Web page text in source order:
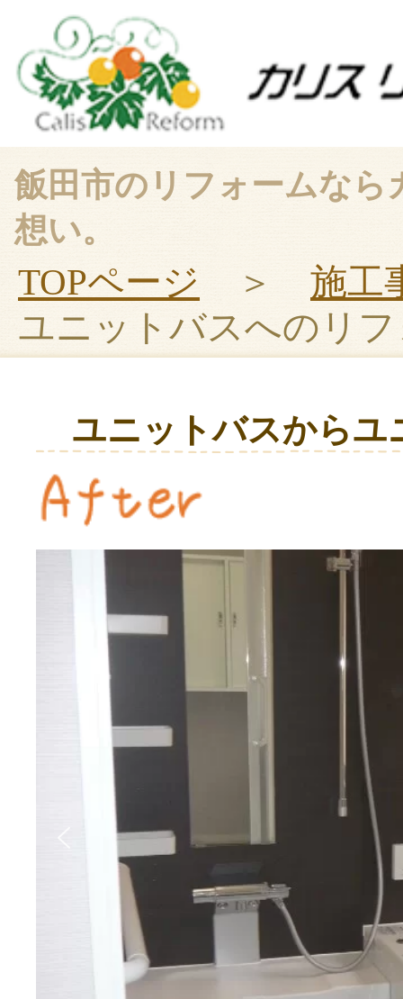
飯田市のリフォームな
想い。
TOPページ ＞ 施工
ユニットバスへのリ
ユニットバスからユ